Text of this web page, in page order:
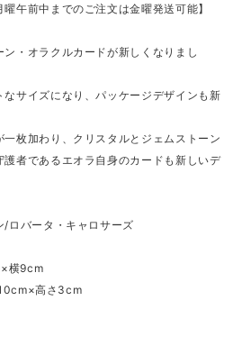
午前中までのご注文は金曜発送可能】
ン・オラクルカードが新しくなりまし
サイズになり、パッケージデザインも新
枚加わり、クリスタルとジェムストーン
者であるエオラ自身のカードも新しいデ
ロバータ・キャロサーズ
横9cm
高さ3cm